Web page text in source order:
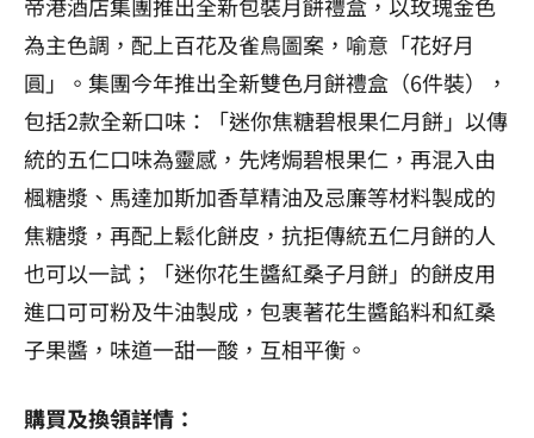
為主色調，配上百花及雀鳥圖案，喻意「花好月
圓」。集團今年推出全新雙色月餅禮盒（6件裝），
包括2款全新口味：「迷你焦糖碧根果仁月餅」以傳
統的五仁口味為靈感，先烤焗碧根果仁，再混入由
楓糖漿、馬達加斯加香草精油及忌廉等材料製成的
焦糖漿，再配上鬆化餅皮，抗拒傳統五仁月餅的人
也可以一試；「迷你花生醬紅桑子月餅」的餅皮用
進口可可粉及牛油製成，包裹著花生醬餡料和紅桑
子果醬，味道一甜一酸，互相平衡。
購買及換領詳情：